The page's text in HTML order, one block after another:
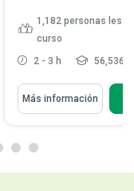
1,182 personas les
curso
2 - 3 h
56,536
Más información